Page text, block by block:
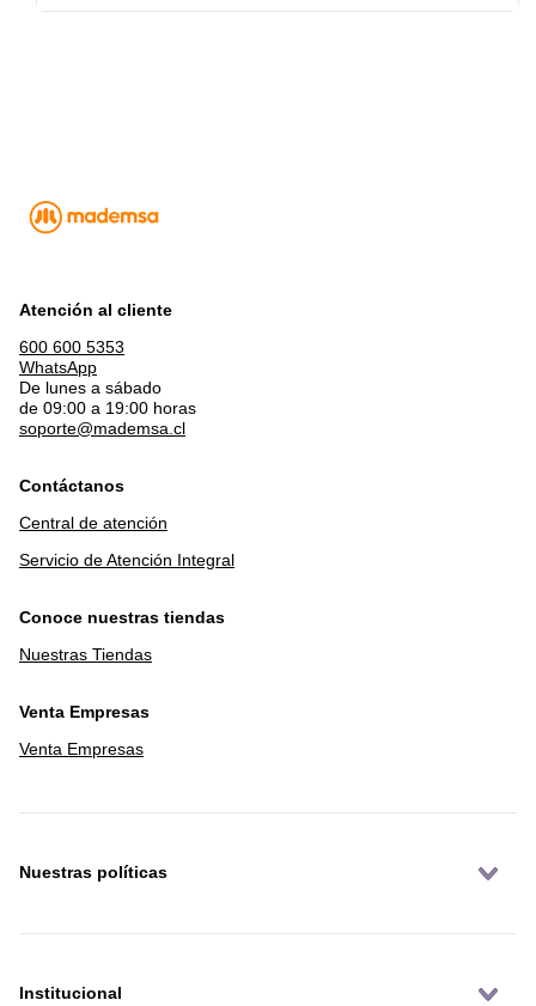
Atención al cliente
600 600 5353
WhatsApp
De lunes a sábado
de 09:00 a 19:00 horas
soporte@mademsa.cl
Contáctanos
Central de atención
Servicio de Atención Integral
Conoce nuestras tiendas
Nuestras Tiendas
Venta Empresas
Venta Empresas
Nuestras políticas
Institucional